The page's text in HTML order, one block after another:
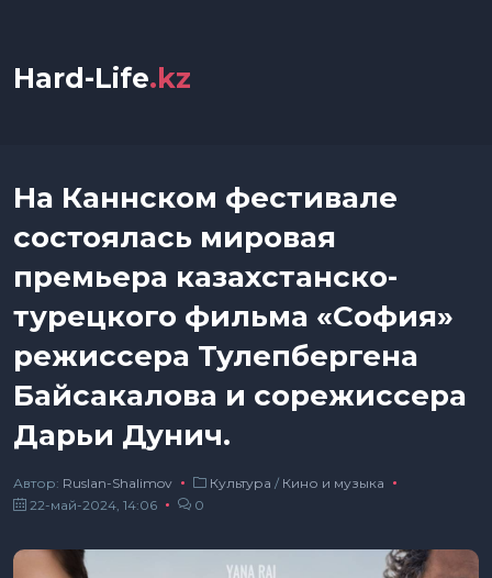
Hard-Life.kz
На Каннском фестивале
состоялась мировая
премьера казахстанско-
турецкого фильма «София»
режиссера Тулепбергена
Байсакалова и сорежиссера
Дарьи Дунич.
Автор: Ruslan-Shalimov Культура / Кино и музыка
22-май-2024, 14:06
0